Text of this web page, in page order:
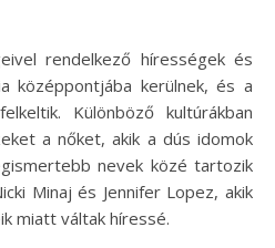
rendelkező hírességek és
középpontjába kerülnek, és a
Különböző kultúrákban
a nőket, akik a dús idomok
nevek közé tartozik
Minaj és Jennifer Lopez, akik
miatt váltak híressé.